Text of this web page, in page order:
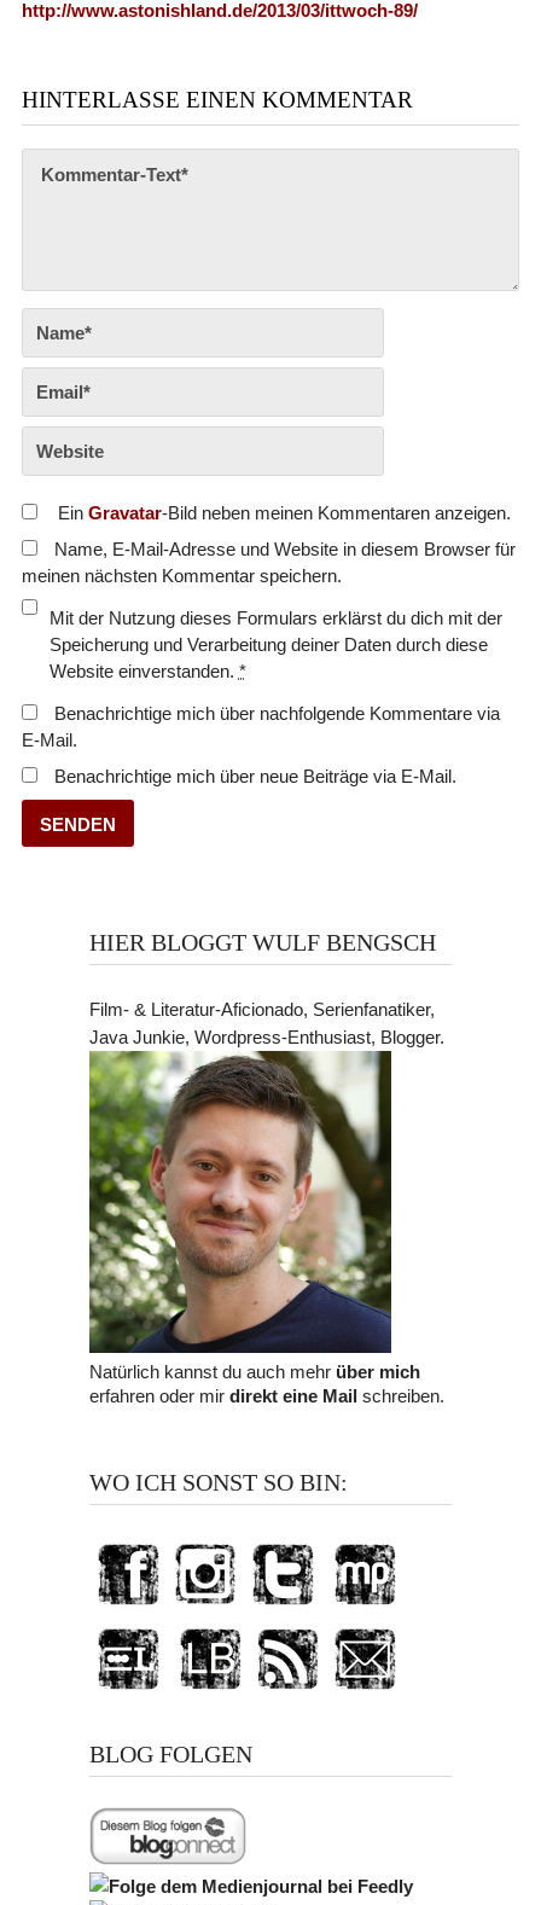
http://www.astonishland.de/2013/03/ittwoch-89/
HINTERLASSE EINEN KOMMENTAR
Ein Gravatar-Bild neben meinen Kommentaren anzeigen.
Name, E-Mail-Adresse und Website in diesem Browser für
meinen nächsten Kommentar speichern.
Mit der Nutzung dieses Formulars erklärst du dich mit der
Speicherung und Verarbeitung deiner Daten durch diese
Website einverstanden. *
Benachrichtige mich über nachfolgende Kommentare via
E-Mail.
Benachrichtige mich über neue Beiträge via E-Mail.
HIER BLOGGT WULF BENGSCH
Film- & Literatur-Aficionado, Serienfanatiker,
Java Junkie, Wordpress-Enthusiast, Blogger.
Natürlich kannst du auch mehr über mich
erfahren oder mir direkt eine Mailschreiben.
WO ICH SONST SO BIN:
BLOG FOLGEN